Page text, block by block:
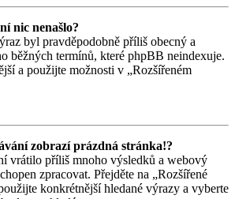
nic nenašlo?
byl pravděpodobně příliš obecný a
běžných termínů, které phpBB neindexuje.
a použijte možnosti v „Rozšířeném
zobrazí prázdná stránka!?
vrátilo příliš mnoho výsledků a webový
zpracovat. Přejděte na „Rozšířené
konkrétnější hledané výrazy a vyberte